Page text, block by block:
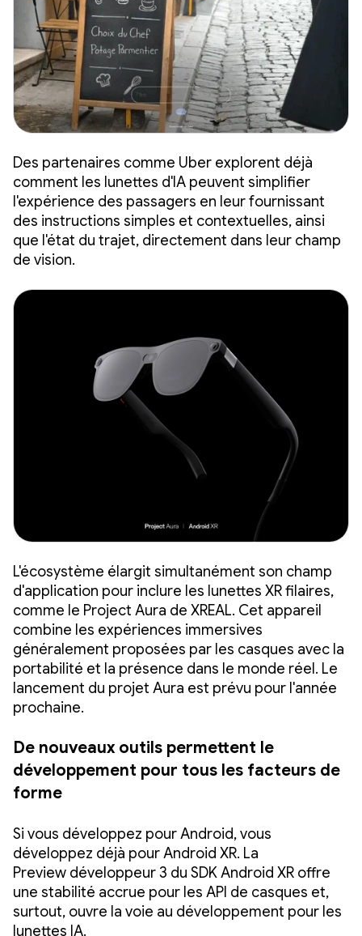
Des partenaires comme Uber explorent déjà
comment les lunettes d'IA peuvent simplifier
l'expérience des passagers en leur fournissant
des instructions simples et contextuelles, ainsi
que l'état du trajet, directement dans leur champ
de vision.
L'écosystème élargit simultanément son champ
d'application pour inclure les lunettes XR filaires,
comme le Project Aura de XREAL. Cet appareil
combine les expériences immersives
généralement proposées par les casques avec la
portabilité et la présence dans le monde réel. Le
lancement du projet Aura est prévu pour l'année
prochaine.
De nouveaux outils permettent le
développement pour tous les facteurs de
forme
Si vous développez pour Android, vous
développez déjà pour Android XR. La
Preview développeur 3 du SDK Android XR offre
une stabilité accrue pour les API de casques et,
surtout, ouvre la voie au développement pour les
lunettes IA.